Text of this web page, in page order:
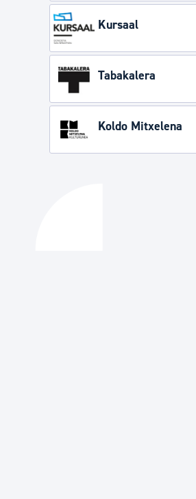
Kursaal
Tabakalera
Koldo Mitxelena